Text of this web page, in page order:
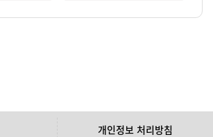
개인정보 처리방침